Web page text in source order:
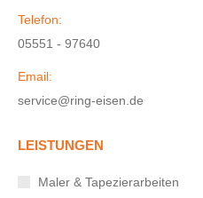
Telefon:
05551 - 97640
Email:
service@ring-eisen.de
LEISTUNGEN
Maler & Tapezierarbeiten